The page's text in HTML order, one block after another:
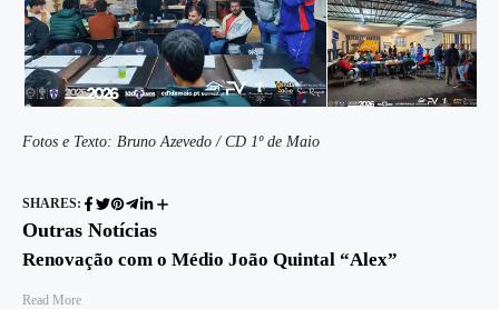
Fotos e Texto: Bruno Azevedo / CD 1º de Maio
SHARES:
Outras Notícias
Renovação com o Médio João Quintal “Alex”
Read More